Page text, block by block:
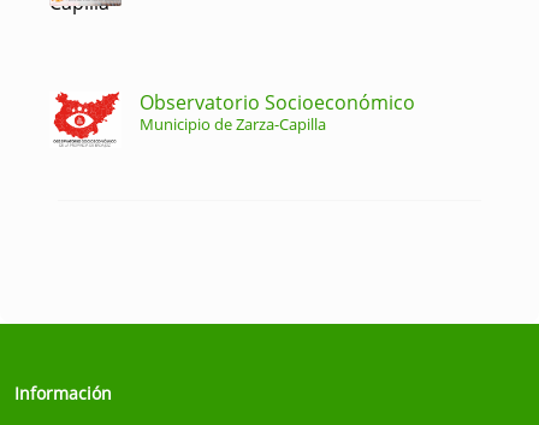
Observatorio Socioeconómico
Municipio de Zarza-Capilla
Información